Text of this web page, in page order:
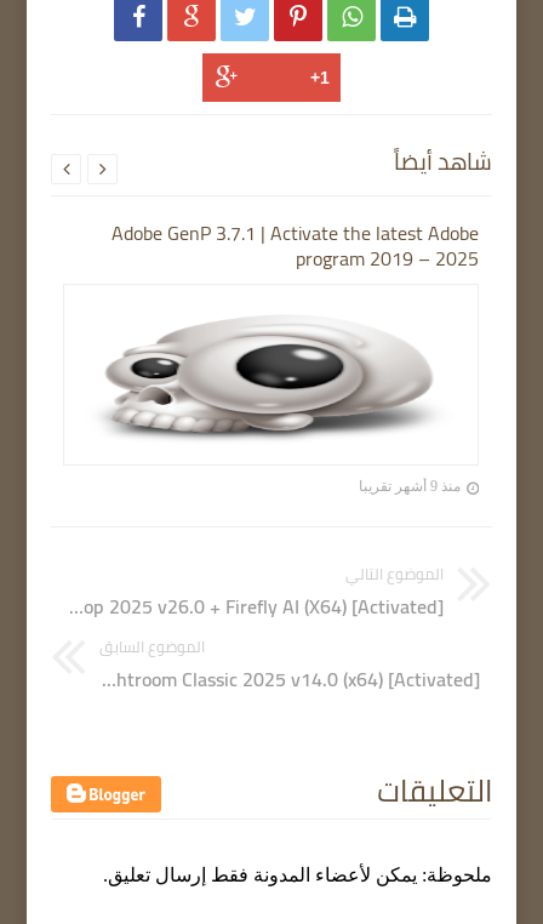
     
شاهد أيضاً
Adobe GenP 3.7.1 | Activate the latest Adobe
program 2019 – 2025
منذ 9 أشهر تقريبا
 
الموضوع التالي
Adobe Photoshop 2025 v26.0 + Firefly AI (X64) [Activated]
الموضوع السابق
Adobe Lightroom Classic 2025 v14.0 (x64) [Activated]
التعليقات
ملحوظة: يمكن لأعضاء المدونة فقط إرسال تعليق.